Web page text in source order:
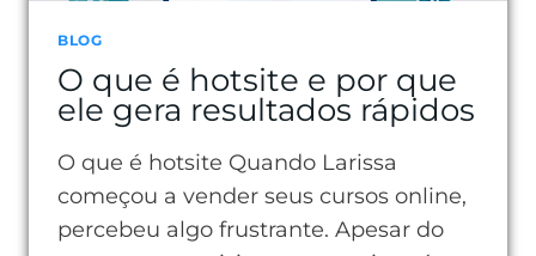
SEU
DIGITAL
BLOG
O que é hotsite e por que
ele gera resultados rápidos
O que é hotsite Quando Larissa
começou a vender seus cursos online,
percebeu algo frustrante. Apesar do